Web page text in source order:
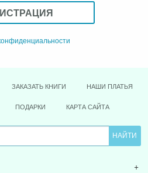
ЗАКАЗАТЬ КНИГИ НАШИ ПЛАТЬЯ
ПОДАРКИ КАРТА САЙТА